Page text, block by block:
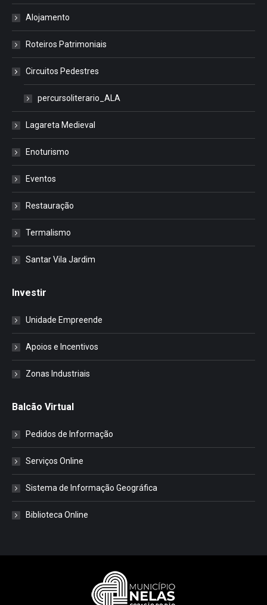
Alojamento
Roteiros Patrimoniais
Circuitos Pedestres
percursoliterario_ALA
Lagareta Medieval
Enoturismo
Eventos
Restauração
Termalismo
Santar Vila Jardim
Investir
Unidade Empreende
Apoios e Incentivos
Zonas Industriais
Balcão Virtual
Pedidos de Informação
Serviços Online
Sistema de Informação Geográfica
Biblioteca Online